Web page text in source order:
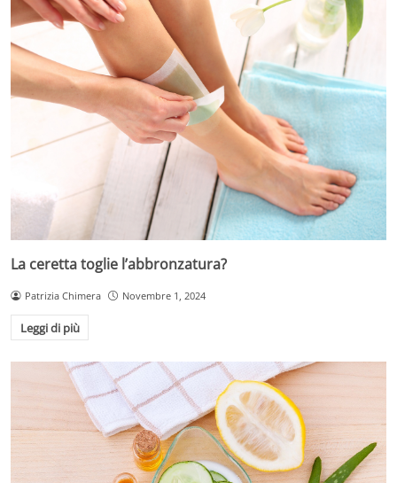
La ceretta toglie l’abbronzatura?
Patrizia Chimera Novembre 1, 2024
Leggi di più